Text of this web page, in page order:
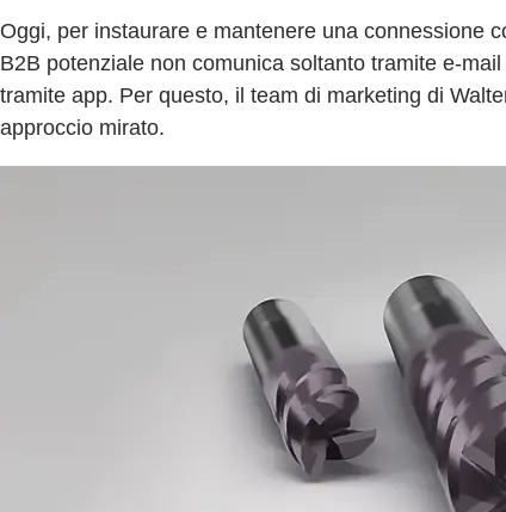
Oggi, per instaurare e mantenere una connessione
B2B potenziale non comunica soltanto tramite e-
tramite app. Per questo, il team di marketing di
approccio mirato.